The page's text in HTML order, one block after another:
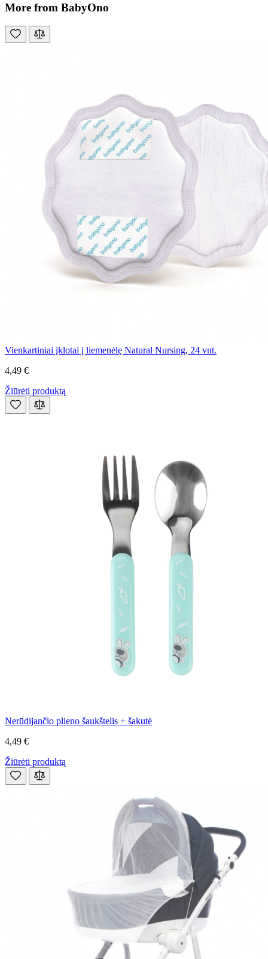
More from BabyOno
Vienkartiniai įklotai į liemenėlę Natural Nursing, 24 vnt.
4,49 €
Žiūrėti produktą
Nerūdijančio plieno šaukštelis + šakutė
4,49 €
Žiūrėti produktą